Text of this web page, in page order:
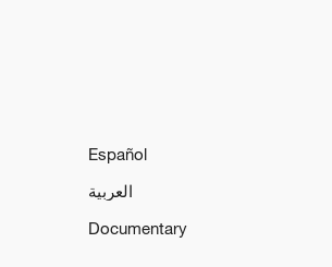
Español
العربية
Documentary